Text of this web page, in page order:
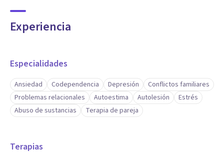
Experiencia
Especialidades
Ansiedad Codependencia Depresión
Conflictos familiares
Problemas relacionales
Autoestima Autolesión
Estrés
Abuso de sustancias
Terapia de pareja
Terapias